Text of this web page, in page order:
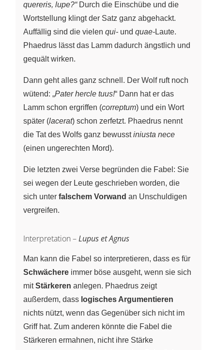
quereris, lupe?“Durch die Einschübe und die
Wortstellung klingt der Satz ganz abgehackt.
Auffällig sind die vielen qui- und quae-Laute.
Phaedrus lässt das Lamm dadurch ängstlich und
gequält wirken.
Dann geht alles ganz schnell. Der Wolf ruft noch
wütend: „Pater hercle tuus!“ Dann hat er das
Lamm schon ergriffen (correptum) und ein Wort
später (lacerat) schon zerfetzt. Phaedrus nennt
die Tat des Wolfs ganz bewusstiniusta nece
(einen ungerechten Mord).
Die letzten zwei Verse begründen die Fabel: Sie
sei wegen der Leute geschrieben worden, die
sich unter falschem Vorwand an Unschuldigen
vergreifen.
Interpretation –Lupus et Agnus
Man kann die Fabel so interpretieren, dass es für
Schwächere immer böse ausgeht, wenn sie sich
mitStärkeren anlegen. Phaedrus zeigt
außerdem, dass logisches Argumentieren
nichts nützt, wenn das Gegenüber sich nicht im
Griff hat. Zum anderen könnte die Fabel die
Stärkeren ermahnen, nicht ihre Stärke